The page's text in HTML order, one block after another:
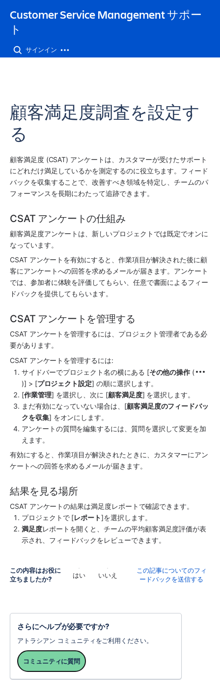
Customer Service Management サポー
ト
サインイン
顧客満足度調査を設定す
る
顧客満足度 (CSAT) アンケートは、カスタマーが受けたサポート
にどれだけ満足しているかを測定するのに役立ちます。フィード
バックを収集することで、改善すべき領域を特定し、チームのパ
フォーマンスを長期にわたって追跡できます。
CSAT アンケートの仕組み
顧客満足度アンケートは、新しいプロジェクトでは既定でオンに
なっています。
CSAT アンケートを有効にすると、作業項目が解決された後に顧
客にアンケートへの回答を求めるメールが届きます。アンケート
では、参加者に体験を評価してもらい、任意で書面によるフィー
ドバックを提供してもらいます。
CSAT アンケートを管理する
CSAT アンケートを管理するには、プロジェクト管理者である必
要があります。
CSAT アンケートを管理するには:
サイドバーでプロジェクト名の横にある [その他の操作 (
)] > [プロジェクト設定] の順に選択します。
[作業管理] を選択し、次に [顧客満足度] を選択します。
まだ有効になっていない場合は、[顧客満足度のフィードバッ
クを収集] をオンにします。
アンケートの質問を編集するには、質問を選択して変更を加
えます。
有効にすると、作業項目が解決されたときに、カスタマーにアン
ケートへの回答を求めるメールが届きます。
結果を見る場所
CSAT アンケートの結果は満足度レポートで確認できます。
プロジェクトで [レポート]を選択します。
満足度レポートを開くと、チームの平均顧客満足度評価が表
示され、フィードバックをレビューできます。
この内容はお役に
立ちましたか?
はい いいえ
この記事についてのフィ
ードバックを送信する
さらにヘルプが必要ですか?
アトラシアン コミュニティをご利用ください。
コミュニティに質問